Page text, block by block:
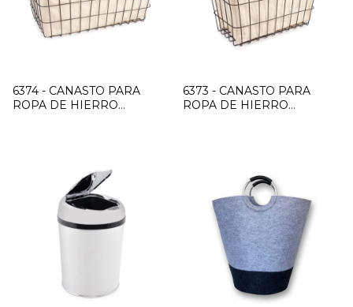
6374 - CANASTO PARA
ROPA DE HIERRO
6373 - CANASTO PARA
ROPA DE HIERRO